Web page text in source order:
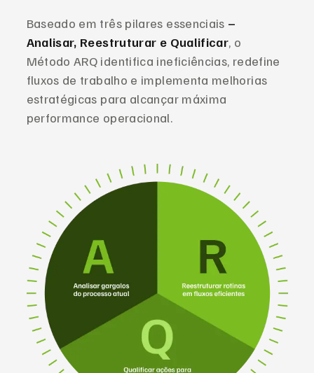
Baseado em três pilares essenciais –
Analisar, Reestruturar e Qualificar, o
Método ARQ identifica ineficiências, redefine
fluxos de trabalho e implementa melhorias
estratégicas para alcançar máxima
performance operacional.